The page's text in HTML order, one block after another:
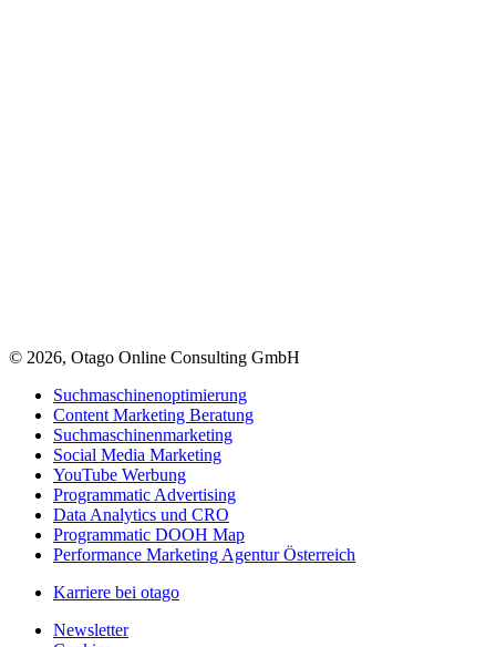
© 2026, Otago Online Consulting GmbH
Suchmaschinenoptimierung
Content Marketing Beratung
Suchmaschinenmarketing
Social Media Marketing
YouTube Werbung
Programmatic Advertising
Data Analytics und CRO
Programmatic DOOH Map
Performance Marketing Agentur Österreich
Karriere bei otago
Newsletter